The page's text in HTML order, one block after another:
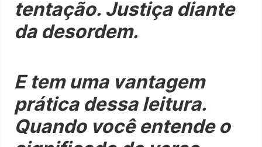
tentação. Justiça diante
da desordem.
E tem uma vantagem
prática dessa leitura.
Quando você entende o